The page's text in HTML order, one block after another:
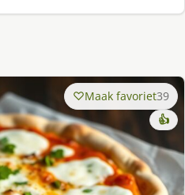
Maak favoriet39
👍